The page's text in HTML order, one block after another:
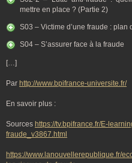
mettre en place ? (Partie 2)
S03 – Victime d’une fraude : plan
S04 – S’assurer face à la fraude
[…]
Par http://www.bpifrance-universite.fr/
En savoir plus :
Sources https://tv.bpifrance.fr/E-
fraude_v3867.html
https://www.lanouvellerepublique.fr/